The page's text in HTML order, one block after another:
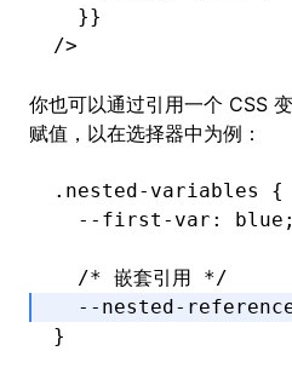
  }}
/>
你也可以通过引用一个 CSS
赋值，以在选择器中为例：
.nested-variables
{
  --first-var
: blue ;
  /* 嵌套引用 */
--nested-
}